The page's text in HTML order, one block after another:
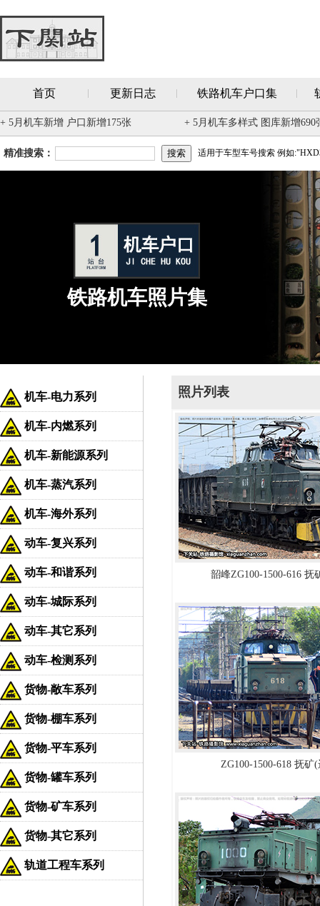
首页 更新日志 铁路机车户口集
+ 5月机车新增 户口新增175张 + 5月机车多样式 图库新增690
精准搜索： 适用于车型车号搜索 例如
铁路机车照片集
机车-电力系列
机车-内燃系列
机车-新能源系列
机车-蒸汽系列
机车-海外系列
动车-复兴系列
动车-和谐系列
动车-城际系列
动车-其它系列
动车-检测系列
货物-敞车系列
货物-棚车系列
货物-平车系列
货物-罐车系列
货物-矿车系列
货物-其它系列
轨道工程车系列
照片列表
韶峰ZG100-1500-616 抚
ZG100-1500-618 抚矿